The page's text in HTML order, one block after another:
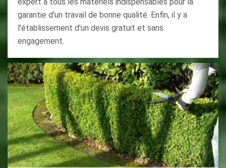
garantie d'un travail de bonne qualité. Enfin, il y a
l'établissement d'un devis gratuit et sans
engagement.